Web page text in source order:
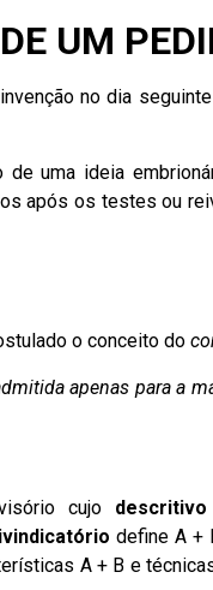
UM
no dia
uma ideia
após os testes ou
o conceito do
apenas para a
cujo
define A +
A + B e